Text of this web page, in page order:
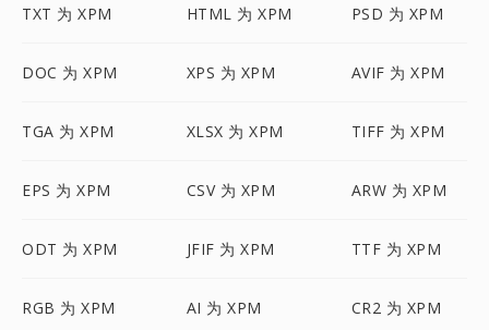
TXT 为 XPM HTML 为 XPM PSD 为 XPM
DOC 为 XPM XPS 为 XPM AVIF 为 XPM
TGA 为 XPM XLSX 为 XPM TIFF 为 XPM
EPS 为 XPM CSV 为 XPM ARW 为 XPM
ODT 为 XPM JFIF 为 XPM TTF 为 XPM
RGB 为 XPM AI 为 XPM CR2 为 XPM